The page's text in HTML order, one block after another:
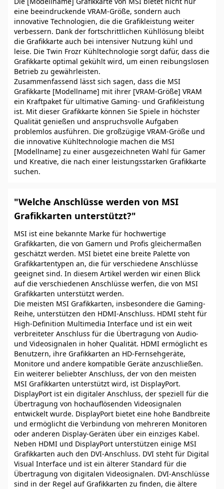
eine beeindruckende VRAM-Größe, sondern auch
innovative Technologien, die die Grafikleistung weiter
verbessern. Dank der fortschrittlichen Kühllösung bleibt
die Grafikkarte auch bei intensiver Nutzung kühl und
leise. Die Twin Frozr Kühltechnologie sorgt dafür, dass die
Grafikkarte optimal gekühlt wird, um einen reibungslosen
Betrieb zu gewährleisten.
Zusammenfassend lässt sich sagen, dass die MSI
Grafikkarte [Modellname] mit ihrer [VRAM-Größe] VRAM
ein Kraftpaket für ultimative Gaming- und Grafikleistung
ist. Mit dieser Grafikkarte können Sie Spiele in höchster
Qualität genießen und anspruchsvolle Aufgaben
problemlos ausführen. Die großzügige VRAM-Größe und
die innovative Kühltechnologie machen die MSI
[Modellname] zu einer ausgezeichneten Wahl für Gamer
und Kreative, die nach einer leistungsstarken Grafikkarte
suchen.
"Welche Anschlüsse werden von MSI
Grafikkarten unterstützt?"
MSI ist eine bekannte Marke für hochwertige
Grafikkarten, die von Gamern und Profis gleichermaßen
geschätzt werden. MSI bietet eine breite Palette von
Grafikkartentypen an, die für verschiedene Anschlüsse
geeignet sind. In diesem Artikel werden wir einen Blick
auf die verschiedenen Anschlüsse werfen, die von MSI
Grafikkarten unterstützt werden.
Die meisten MSI Grafikkarten, insbesondere die Gaming-
Reihe, unterstützen den HDMI-Anschluss. HDMI steht für
High-Definition Multimedia Interface und ist ein weit
verbreiteter Anschluss für die Übertragung von Audio-
und Videosignalen in hoher Qualität. HDMI ermöglicht es
Benutzern, ihre Grafikkarten an HD-Fernsehgeräte,
Monitore und andere kompatible Geräte anzuschließen.
Ein weiterer beliebter Anschluss, der von den meisten
MSI Grafikkarten unterstützt wird, ist DisplayPort.
DisplayPort ist ein digitaler Anschluss, der speziell für die
Übertragung von hochauflösenden Videosignalen
entwickelt wurde. DisplayPort bietet eine hohe Bandbreite
und ermöglicht die Verbindung von mehreren Monitoren
oder anderen Display-Geräten über ein einziges Kabel.
Neben HDMI und DisplayPort unterstützen einige MSI
Grafikkarten auch den DVI-Anschluss. DVI steht für Digital
Visual Interface und ist ein älterer Standard für die
Übertragung von digitalen Videosignalen. DVI-Anschlüsse
sind in der Regel auf Grafikkarten zu finden, die ältere